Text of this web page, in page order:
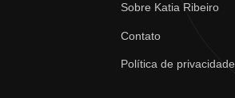
Sobre Katia Ribeiro
Contato
Política de privacidade